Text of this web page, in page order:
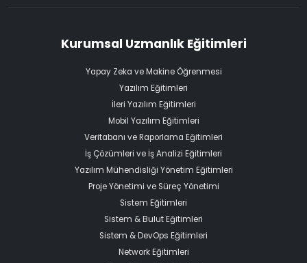
Kurumsal Uzmanlık Eğitimleri
Yapay Zeka ve Makine Öğrenmesi
Yazılım Eğitimleri
İleri Yazılım Eğitimleri
Mobil Yazılım Eğitimleri
Veritabanı ve Raporlama Eğitimleri
İş Çözümleri ve İş Analizi Eğitimleri
Yazılım Mühendisliği Yönetim Eğitimleri
Proje Yönetimi ve Süreç Yönetimi
Sistem Eğitimleri
Sistem & Bulut Eğitimleri
Sistem & DevOps Eğitimleri
Network Eğitimleri